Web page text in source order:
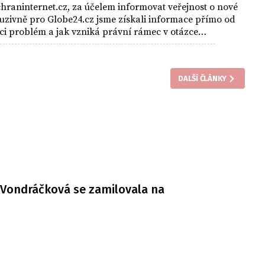
za účelem informovat veřejnost o nové
pro Globe24.cz jsme získali informace přímo od
problém a jak vzniká právní rámec v otázce
DALŠÍ ČLÁNKY
se zamilovala na